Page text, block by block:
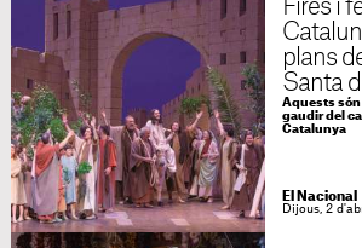
Fires i
plans
Santa
Aquests
gaudir del
Catalunya
El Nacional
Dijous, 2